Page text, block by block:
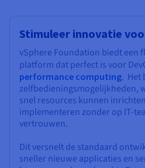
Stimuleer innovatie
vSphere Foundation biedt een
platform dat perfect is voor
performance computing. Het
zelfbedieningsmogelijkheden,
snel resources kunnen
implementeren zonder op IT-
vertrouwen.
Dit versnelt de standaard
sneller nieuwe applicaties en